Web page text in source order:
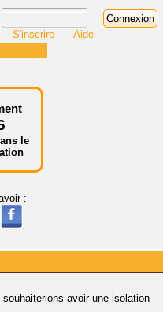
S'inscrire Aide
le
:
avoir une isolation